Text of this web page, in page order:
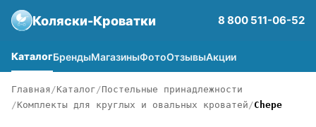
Коляски-Кроватки 8 800 511-06-52
КаталогБрендыМагазиныФотоОтзывыАкции
Главная Каталог
Постельные принадлежности
Комплекты для круглых и овальных кроватей
Chepe